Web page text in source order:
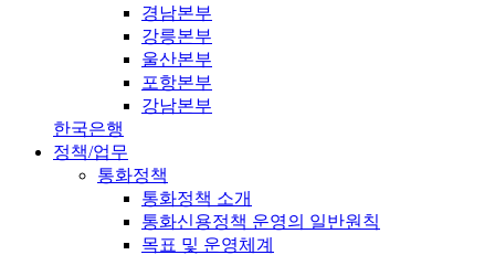
경남본부
강릉본부
울산본부
포항본부
강남본부
한국은행
정책/업무
통화정책
통화정책 소개
통화신용정책 운영의 일반원칙
목표 및 운영체계